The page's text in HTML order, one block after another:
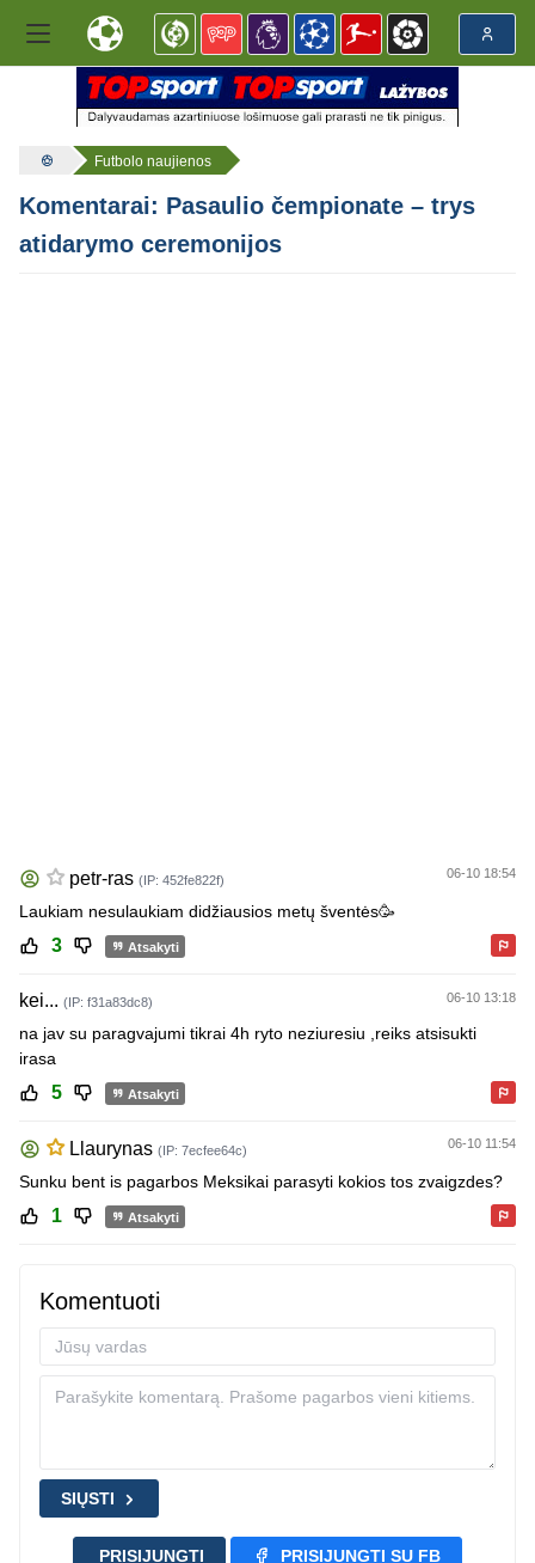
Futbolo naujienos
Komentarai: Pasaulio čempionate – trys
atidarymo ceremonijos
petr-ras (IP: 452fe822f) 06-10 18:54
Laukiam nesulaukiam didžiausios metų šventės🥳
3 Atsakyti
kei... (IP: f31a83dc8) 06-10 13:18
na jav su paragvajumi tikrai 4h ryto neziuresiu ,reiks atsisukti
irasa
5 Atsakyti
Llaurynas (IP: 7ecfee64c) 06-10 11:54
Sunku bent is pagarbos Meksikai parasyti kokios tos zvaigzdes?
1 Atsakyti
Komentuoti
SIŲSTI
PRISIJUNGTI PRISIJUNGTI SU FB